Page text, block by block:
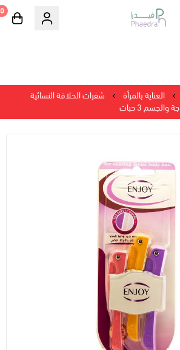
0
العناية بالمرأة
شفرات الحلاقة النسائية
3 حبات